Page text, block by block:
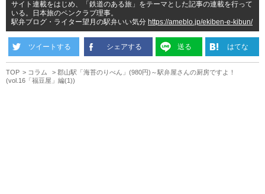
サイト連載をはじめ、「鉄道のある旅」をテーマとした記事の連載を行って
いる。日本旅のペンクラブ理事。
駅弁ブログ・ライター望月の駅弁いい気分 https://ameblo.jp/ekiben-e-kibun/
ツイートする シェアする 送る はてな
TOP コラム
郡山駅「海苔のりべん」(980円)～駅弁屋さんの厨房ですよ！
(vol.16「福豆屋」編(1))